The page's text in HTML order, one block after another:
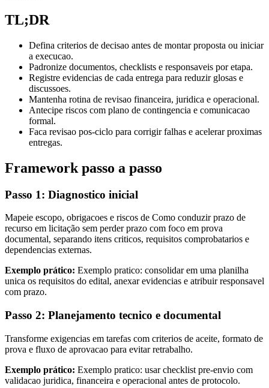
TL;DR
Defina criterios de decisao antes de montar proposta ou iniciar
a execucao.
Padronize documentos, checklists e responsaveis por etapa.
Registre evidencias de cada entrega para reduzir glosas e
discussoes.
Mantenha rotina de revisao financeira, juridica e operacional.
Antecipe riscos com plano de contingencia e comunicacao
formal.
Faca revisao pos-ciclo para corrigir falhas e acelerar proximas
entregas.
Framework passo a passo
Passo 1: Diagnostico inicial
Mapeie escopo, obrigacoes e riscos de Como conduzir prazo de
recurso em licitação sem perder prazo com foco em prova
documental, separando itens criticos, requisitos comprobatarios e
dependencias externas.
Exemplo prático: Exemplo pratico: consolidar em uma planilha
unica os requisitos do edital, anexar evidencias e atribuir responsavel
com prazo.
Passo 2: Planejamento tecnico e documental
Transforme exigencias em tarefas com criterios de aceite, formato de
prova e fluxo de aprovacao para evitar retrabalho.
Exemplo prático: Exemplo pratico: usar checklist pre-envio com
validacao juridica, financeira e operacional antes de protocolo.